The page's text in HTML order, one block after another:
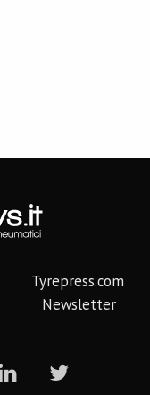
Tyrepress.com
Newsletter